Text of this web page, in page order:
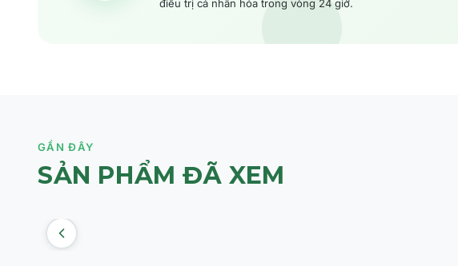
điều trị cá nhân hóa trong vòng 24 giờ.
GẦN ĐÂY
SẢN PHẨM ĐÃ XEM